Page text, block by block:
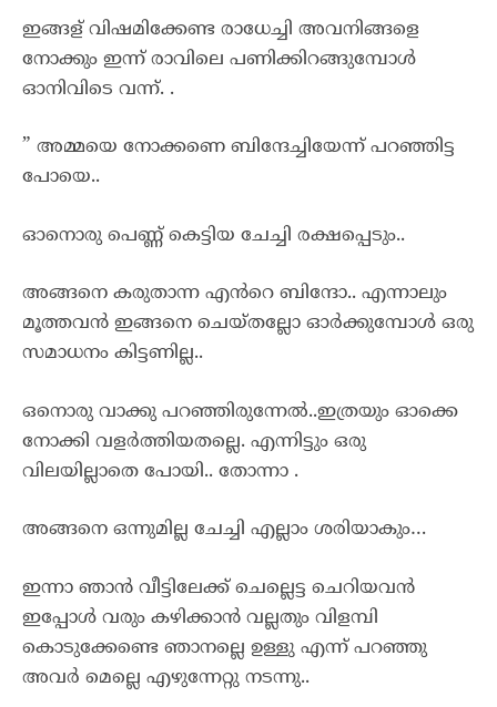
ഇങ്ങള് വിഷമിക്കേണ്ട രാധേച്ചി അവനിങ്ങളെ
നോക്കും ഇന്ന് രാവിലെ പണിക്കിറങ്ങുമ്പോൾ
ഓനിവിടെ വന്ന്. .
” അമ്മയെ നോക്കണെ ബിന്ദേച്ചിയേന്ന് പറഞ്ഞിട്ട
പോയെ..
ഓനൊരു പെണ്ണ് കെട്ടിയ ചേച്ചി രക്ഷപ്പെടും..
അങ്ങനെ കരുതാന്ന എൻറെ ബിന്ദോ.. എന്നാലും
മൂത്തവൻ ഇങ്ങനെ ചെയ്തല്ലോ ഓർക്കുമ്പോൾ ഒരു
സമാധനം കിട്ടണില്ല..
ഒനൊരു വാക്കു പറഞ്ഞിരുന്നേൽ..ഇത്രയും ഓക്കെ
നോക്കി വളർത്തിയതല്ലെ. എന്നിട്ടും ഒരു
വിലയില്ലാതെ പോയി.. തോന്നാ .
അങ്ങനെ ഒന്നുമില്ല ചേച്ചി എല്ലാം ശരിയാകും…
ഇന്നാ ഞാൻ വീട്ടിലേക്ക് ചെല്ലെട്ട ചെറിയവൻ
ഇപ്പോൾ വരും കഴിക്കാൻ വല്ലതും വിളമ്പി
കൊടുക്കേണ്ടെ ഞാനല്ലെ ഉള്ളു എന്ന് പറഞ്ഞു
അവർ മെല്ലെ എഴുന്നേറ്റു നടന്നു..